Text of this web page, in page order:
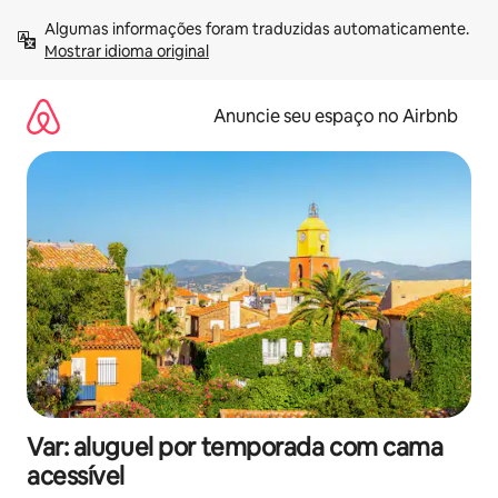
para
Mostrar idioma original
Anuncie seu espaço no Airbnb
Var: aluguel por temporada com cama
acessível